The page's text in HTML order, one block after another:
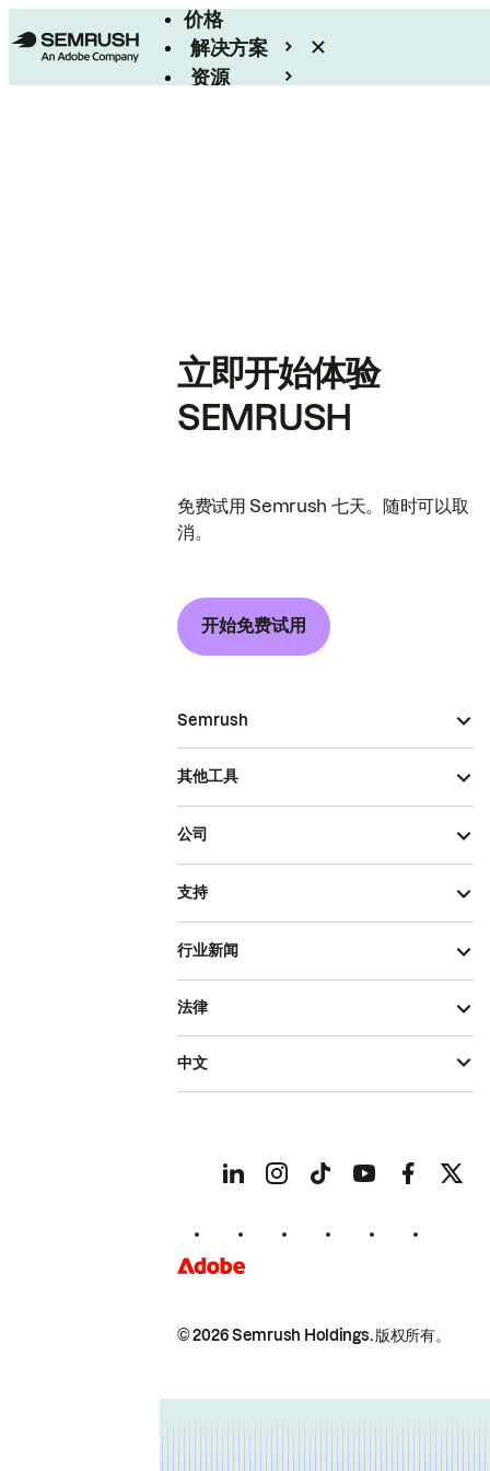
价格
解决方案
资源
立即开始体验
SEMRUSH
免费试用 Semrush 七天。随时可以取
消。
开始免费试用
Semrush
其他工具
公司
支持
行业新闻
© 2026 Semrush Holdings.版权所有。
法律
中文